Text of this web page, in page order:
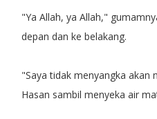
"Ya Allah, ya Allah,"
depan dan ke belakang.
"Saya tidak menyangka akan
Hasan sambil menyeka air